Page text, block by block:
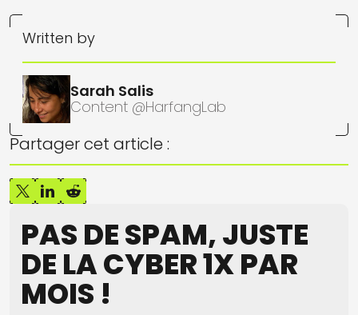
Written by
Sarah Salis
Content @HarfangLab
Partager cet article :
PAS DE SPAM, JUSTE
DE LA CYBER 1X PAR
MOIS !